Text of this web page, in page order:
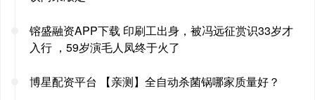
镕盛融资APP下载 印刷工出身，被冯远征赏识33岁才
入行 ，59岁演毛人凤终于火了
博星配资平台 【亲测】全自动杀菌锅哪家质量好？